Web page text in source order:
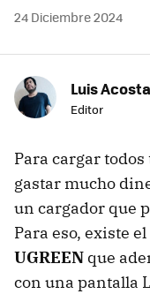
24 Diciembre 2024
Luis Acosta
Editor
Para cargar
gastar mucho
un cargador que
Para eso, existe el
UGREEN que
con una pantalla